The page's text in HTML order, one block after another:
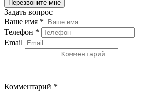
Задать вопрос
Ваше имя *
Телефон *
Email
Комментарий *